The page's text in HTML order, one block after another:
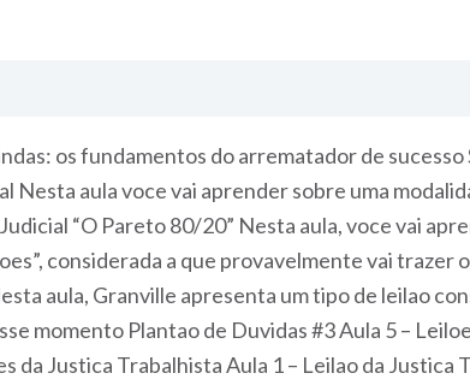
os fundamentos do arrematador de
Nesta aula voce vai aprender sobre uma
“O Pareto 80/20” Nesta aula, voce vai
considerada a que provavelmente vai trazer
aula, Granville apresenta um tipo de leilao
momento Plantao de Duvidas #3 Aula 5 –
da Justica Trabalhista Aula 1 – Leilao da